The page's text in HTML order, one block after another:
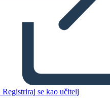
Registriraj se kao učitelj